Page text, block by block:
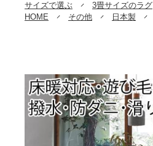
サイズで選ぶ
3畳サイズのラグ
HOME
その他 日本製